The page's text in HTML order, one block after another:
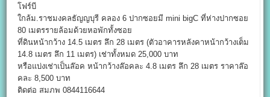
โฟร์บี
ใกล้ม.ราชมงคลธัญญบุรี คลอง 6 ปากซอยมี mini bigC ที่ห่างปากซอย
80 เมตรรายล้อมด้วยหอพักทั้งซอย
ที่ดินหน้ากว้าง 14.5 เมตร ลึก 28 เมตร (ตัวอาคารหลังคาหน้ากว้างเต็ม
14.8 เมตร ลึก 11 เมตร) เช่าทั้งหมด 25,000 บาท
หรือแบ่งเช่าเป็นล๊อค หน้ากว้างล๊อคละ 4.8 เมตร ลึก 28 เมตร ราคาล๊อ
คละ 8,500 บาท
ติดต่อ สมภพ 0844116644